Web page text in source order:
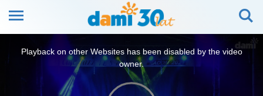
Playback on other Websites has been disabled by the video
owner.